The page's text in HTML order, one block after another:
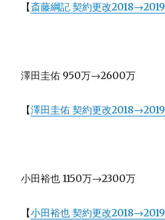
【斎藤綱記 契約更改2018→2019
澤田圭佑 950万→2600万
【澤田圭佑 契約更改2018→2019
小田裕也 1150万→2300万
【小田裕也 契約更改2018→2019